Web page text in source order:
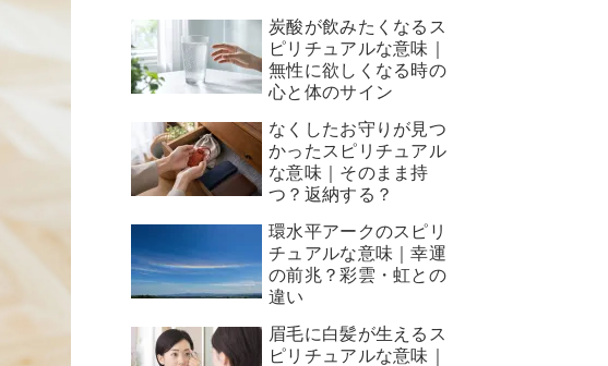
炭酸が飲みたくなるス
ピリチュアルな意味｜
無性に欲しくなる時の
心と体のサイン
なくしたお守りが見つ
かったスピリチュアル
な意味｜そのまま持
つ？返納する？
環水平アークのスピリ
チュアルな意味｜幸運
の前兆？彩雲・虹との
違い
眉毛に白髪が生えるス
ピリチュアルな意味｜